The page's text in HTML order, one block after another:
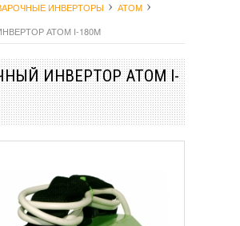
ИНВЕРТОРЫ
АТОМ
АТОМ I-180M
ИНВЕРТОР АТОМ I-